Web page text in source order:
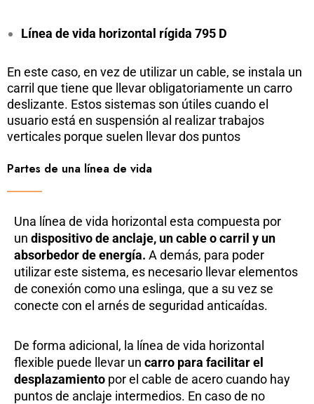
Línea de vida horizontal rígida 795 D
En este caso, en vez de utilizar un cable, se instala un
carril que tiene que llevar obligatoriamente un carro
deslizante. Estos sistemas son útiles cuando el
usuario está en suspensión al realizar trabajos
verticales porque suelen llevar dos puntos
Partes de una línea de vida
Una línea de vida horizontal esta compuesta por
un dispositivo de anclaje, un cable o carril y un
absorbedor de energía. A demás, para poder
utilizar este sistema, es necesario llevar elementos
de conexión como una eslinga, que a su vez se
conecte con el arnés de seguridad anticaídas.
De forma adicional, la línea de vida horizontal
flexible puede llevar un carro para facilitar el
desplazamiento por el cable de acero cuando hay
puntos de anclaje intermedios. En caso de no